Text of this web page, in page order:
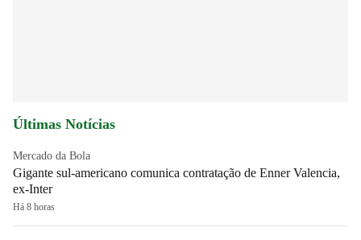
Últimas Notícias
Mercado da Bola
Gigante sul-americano comunica contratação de Enner Valencia,
ex-Inter
Há 8 horas